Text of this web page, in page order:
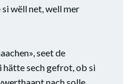
si wëll net, well mer
seet de
hätte sech gefrot, ob si